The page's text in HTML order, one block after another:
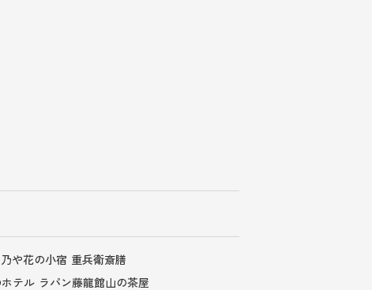
や花の小宿 重兵衛斎膳
テル ラパン藤龍館山の茶屋